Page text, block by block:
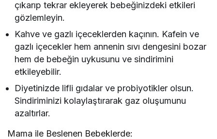
çıkarıp tekrar ekleyerek bebeğinizdeki etkileri
gözlemleyin.
Kahve ve gazlı içeceklerden kaçının. Kafein ve
gazlı içecekler hem annenin sıvı dengesini bozar
hem de bebeğin uykusunu ve sindirimini
etkileyebilir.
Diyetinizde lifli gıdalar ve probiyotikler olsun.
Sindiriminizi kolaylaştırarak gaz oluşumunu
azaltırlar.
Mama ile Beslenen Bebeklerde: